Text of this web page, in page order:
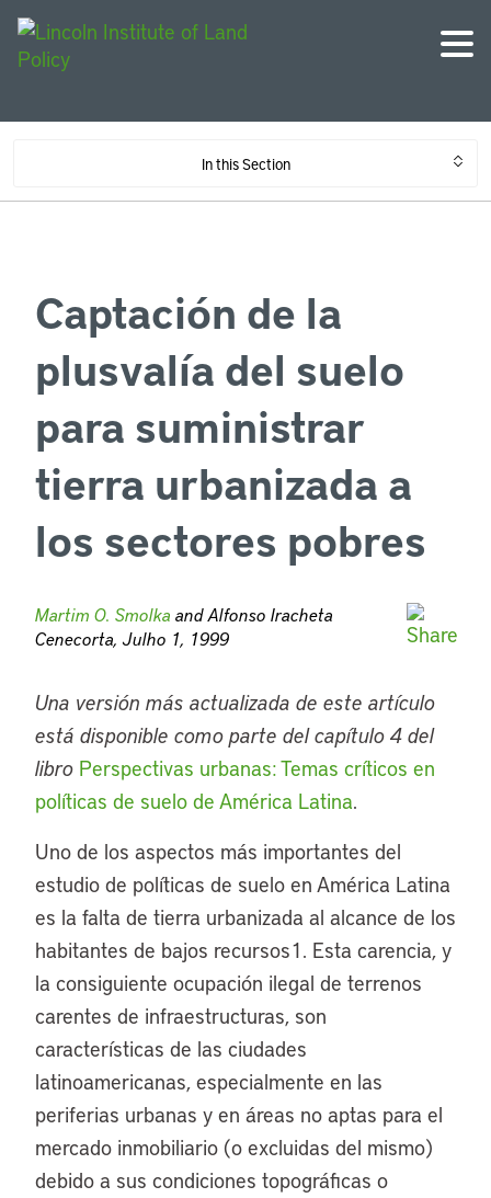
In this Section
Captación de la
plusvalía del suelo
para suministrar
tierra urbanizada a
los sectores pobres
Martim O. Smolka and Alfonso Iracheta
Cenecorta, Julho 1, 1999
Una versión más actualizada de este artículo
está disponible como parte del capítulo 4 del
libro Perspectivas urbanas: Temas críticos en
políticas de suelo de América Latina.
Uno de los aspectos más importantes del
estudio de políticas de suelo en América Latina
es la falta de tierra urbanizada al alcance de los
habitantes de bajos recursos1. Esta carencia, y
la consiguiente ocupación ilegal de terrenos
carentes de infraestructuras, son
características de las ciudades
latinoamericanas, especialmente en las
periferias urbanas y en áreas no aptas para el
mercado inmobiliario (o excluidas del mismo)
debido a sus condiciones topográficas o